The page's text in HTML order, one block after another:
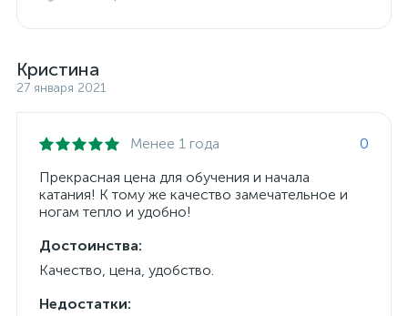
Кристина
27 января 2021
Менее 1 года
0
Прекрасная цена для обучения и начала
катания! К тому же качество замечательное и
ногам тепло и удобно!
Достоинства:
Качество, цена, удобство.
Недостатки: